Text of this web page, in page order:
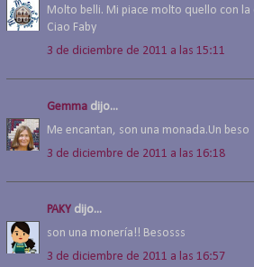
Molto belli. Mi piace molto quello con
Ciao Faby
3 de diciembre de 2011 a las 15:11
Gemma dijo...
Me encantan, son una monada.Un beso
3 de diciembre de 2011 a las 16:18
PAKY dijo...
son una monería!! Besosss
3 de diciembre de 2011 a las 16:57